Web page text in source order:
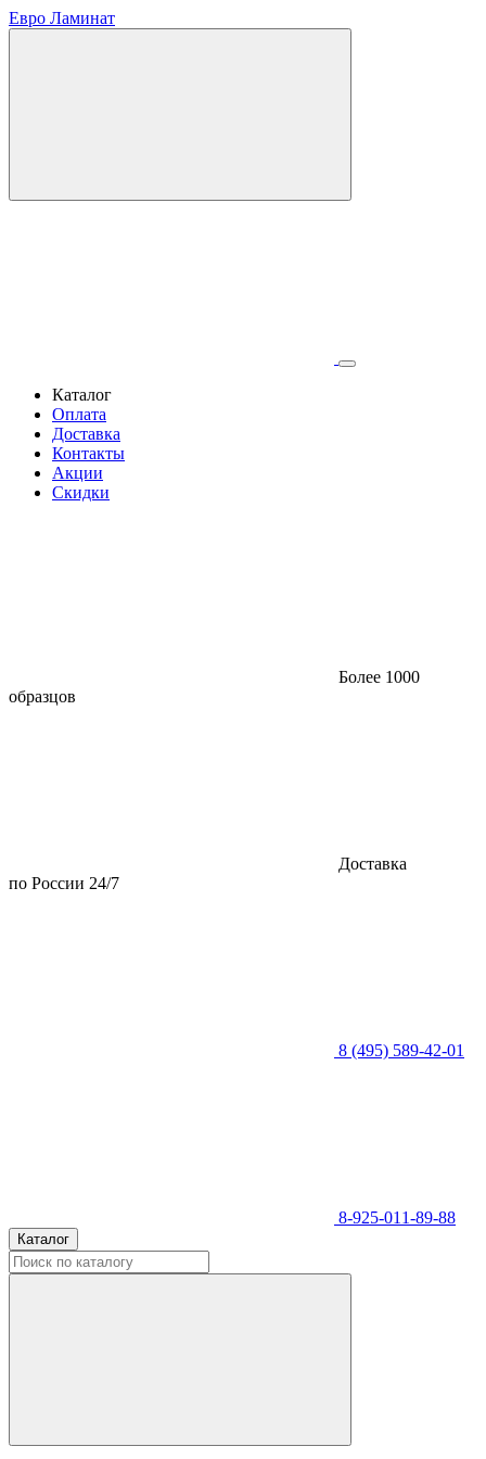
Евро Ламинат
Каталог
Оплата
Доставка
Контакты
Акции
Скидки
Более 1000
образцов
Доставка
по России 24/7
8 (495) 589-42-01
8-925-011-89-88
Каталог